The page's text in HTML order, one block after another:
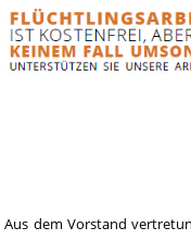
Aus dem Vorstand